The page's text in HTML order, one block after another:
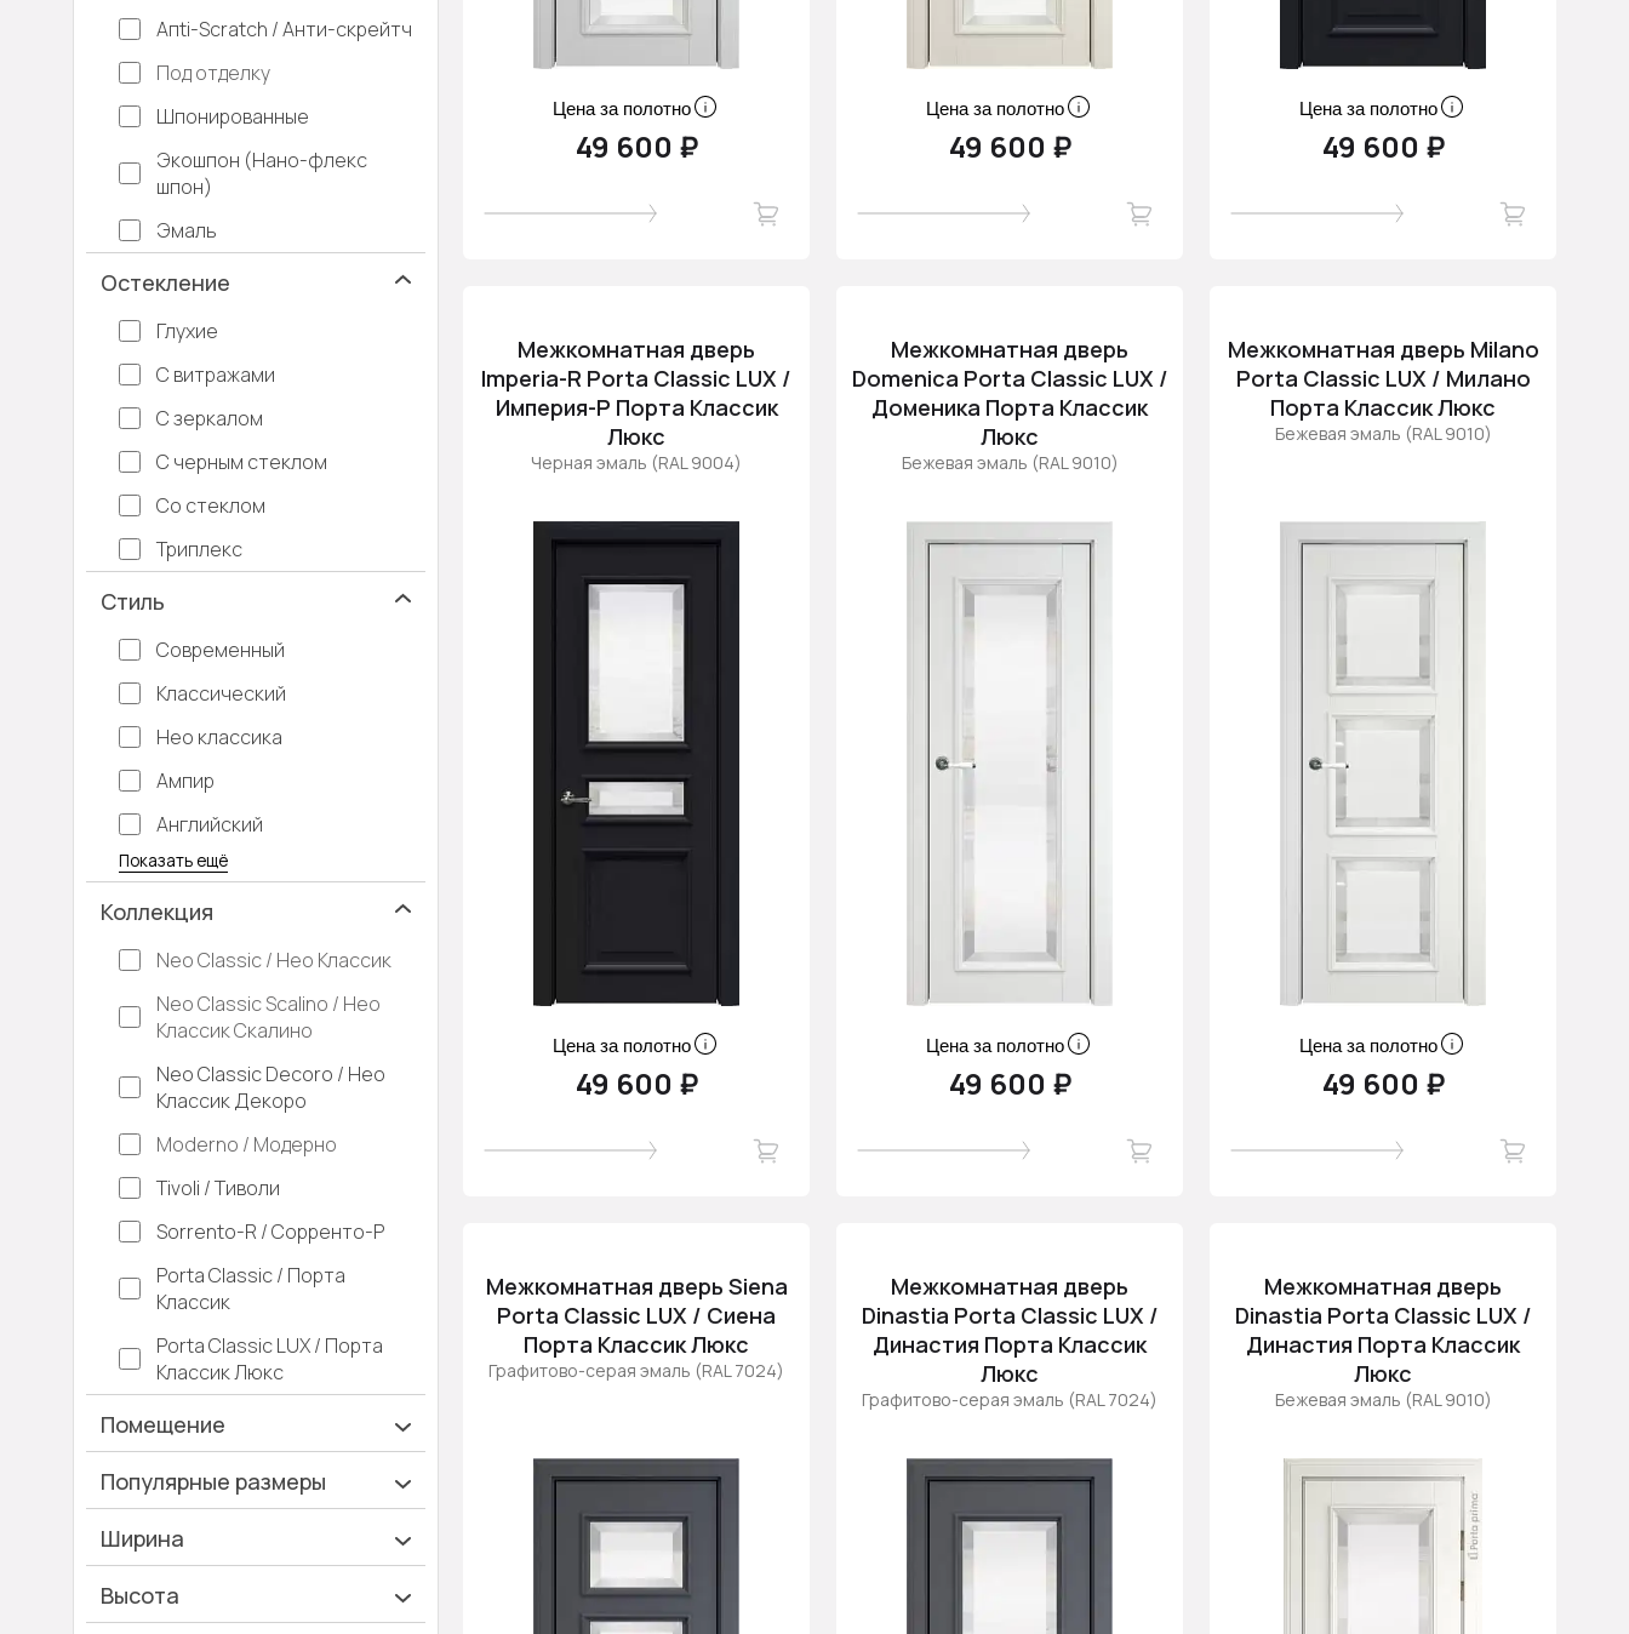
Апti-Sсrаtсh / Анти-скрейтч
Под отделку
Шпонированные
Экошпон (Нано-флекс
шпон)
Эмаль
Остекление
Глухие
С витражами
С зеркалом
С черным стеклом
Со стеклом
Триплекс
Стиль
Современный
Классический
Нео классика
Ампир
Английский
Багетные
Барокко
Кантри
Крашенные
Лофт
Модерн
Под старину
Прованс
Скандинавский
Современная классика
Хай-тек
Показать ещё
Коллекция
Neo Classic / Нео Классик
Neo Classic Scalino / Нео
Классик Скалино
Neo Classic Decoro / Нео
Классик Декоро
Moderno / Модерно
Tivoli / Тиволи
Sorrento-R / Сорренто-Р
Porta Classic / Порта
Классик
Porta Classic LUX / Порта
Классик Люкс
Помещение
Ванная и туалет
Гардеробная
Гостинная
Дача
Популярные размеры
600х2000
700х2000
900х2000
Ширина
Ширина 40 см
Высота
Цена за полотно
49 600 ₽
Цена за полотно
49 600 ₽
Цена за полотно
49 600 ₽
Межкомнатная дверь
Imperia-R Porta Classic LUX /
Империя-Р Порта Классик
Люкс
Черная эмаль (RAL 9004)
Цена за полотно
49 600 ₽
Межкомнатная дверь
Domenica Porta Classic LUX /
Доменика Порта Классик
Люкс
Бежевая эмаль (RAL 9010)
Цена за полотно
49 600 ₽
Межкомнатная дверь Milano
Porta Classic LUX / Милано
Порта Классик Люкс
Бежевая эмаль (RAL 9010)
Цена за полотно
49 600 ₽
Межкомнатная дверь Siena
Porta Classic LUX / Сиена
Порта Классик Люкс
Графитово-серая эмаль (RAL 7024)
Межкомнатная дверь
Dinastia Porta Classic LUX /
Династия Порта Классик
Люкс
Графитово-серая эмаль (RAL 7024)
Межкомнатная дверь
Dinastia Porta Classic LUX /
Династия Порта Классик
Люкс
Бежевая эмаль (RAL 9010)